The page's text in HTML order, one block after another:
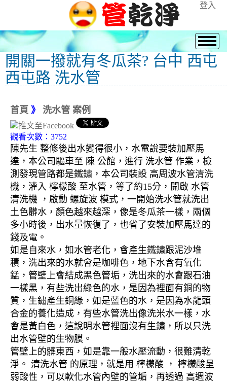
登入
開關一撥就有冬瓜茶? 台中 西屯
西屯路 洗水管
首頁 》 洗水管 案例
觀看次數：3752
陳先生 整修後出水變得很小，水電說要裝加壓馬
達，本公司驅車至 陳 公館，進行 洗水管 作業，檢
測發現管路都是鐵鏽，本公司裝設 高周波水管清洗
機，灌入 檸檬酸 至水管，等了約15分，開啟 水管
清洗機 ，啟動 螺旋波 模式，一開始洗水管就洗出
土色髒水，顏色越來越深，像是冬瓜茶一樣，兩個
多小時後，出水量恢復了，也省了安裝加壓馬達的
錢及電。
如是自來水，如水管老化，會產生鐵鏽跟泥沙堆
積，洗出來的水就會是咖啡色，地下水含有氧化
錳，管壁上會結成黑色管垢，洗出來的水會跟石油
一樣黑，有些洗出綠色的水，是因為裡面有銅的物
質，生鏽產生銅綠，如是藍色的水，是因為水龍頭
合金的養化造成，有些水管洗出像洗米水一樣，水
會是黃白色，這說明水管裡面沒有生鏽，所以只洗
出水管壁的生物膜。
管壁上的髒東西，如是靠一般水壓流動，很難清乾
淨。 清洗水管 的原理，就是用 檸檬酸 ， 檸檬酸呈
弱酸性，可以軟化水管內壁的管垢，再透過 高週波